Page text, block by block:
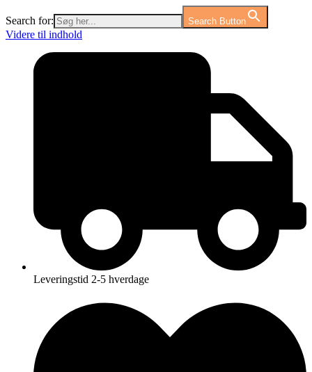
Search for: Search Button
Videre til indhold
Leveringstid 2-5 hverdage